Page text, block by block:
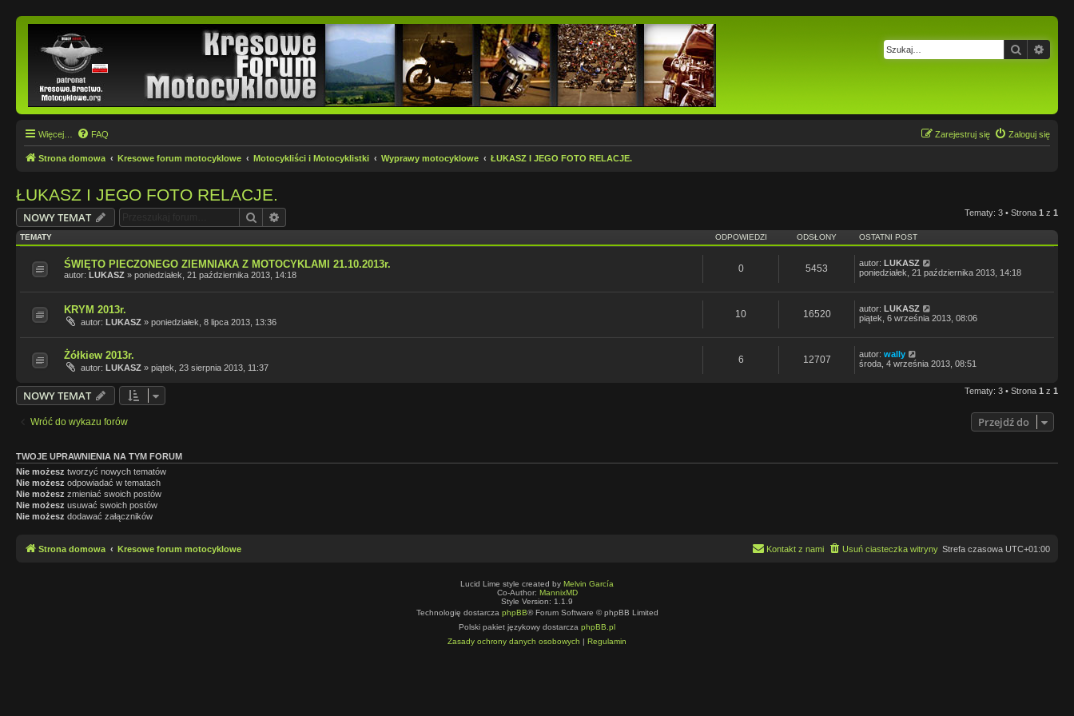
Szukaj
Więcej… FAQ Zaloguj się
Zarejestruj się
Strona domowa Kresowe forum motocyklowe Motocykliści i Motocyklistki Wyprawy motocyklowe ŁUKASZ I JEGO FOTO RELACJE.
ŁUKASZ I JEGO FOTO RELACJE.
NOWY TEMAT Szukaj Tematy: 3 • Strona 1 z 1
TEMATY ODPOWIEDZI ODSŁONY OSTATNI POST
ŚWIĘTO PIECZONEGO ZIEMNIAKA Z MOTOCYKLAMI 21.10.2013r.
autor: LUKASZ » poniedziałek, 21 października 2013, 14:18
0 5453 autor: LUKASZ
poniedziałek, 21 października 2013, 14:18
KRYM 2013r.
autor: LUKASZ » poniedziałek, 8 lipca 2013, 13:36
10 16520 autor: LUKASZ
piątek, 6 września 2013, 08:06
Żółkiew 2013r.
autor: LUKASZ » piątek, 23 sierpnia 2013, 11:37
6 12707 autor: wally
środa, 4 września 2013, 08:51
NOWY TEMAT Tematy: 3 • Strona 1 z 1
Wróć do wykazu forów Przejdź do
TWOJE UPRAWNIENIA NA TYM FORUM
Nie możesz tworzyć nowych tematów
Nie możesz odpowiadać w tematach
Nie możesz zmieniać swoich postów
Nie możesz usuwać swoich postów
Nie możesz dodawać załączników
Strona domowa Kresowe forum motocyklowe Strefa czasowa UTC+01:00
Usuń ciasteczka witryny
Kontakt z nami
Lucid Lime style created by Melvin García
Co-Author: MannixMD
Style Version: 1.1.9
Technologię dostarcza phpBB® Forum Software © phpBB Limited
Polski pakiet językowy dostarcza phpBB.pl
Zasady ochrony danych osobowych
Regulamin